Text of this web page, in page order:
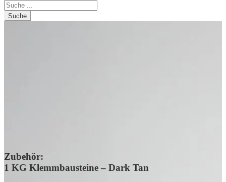
Suche
Zubehör:
1 KG Klemmbausteine – Dark Tan